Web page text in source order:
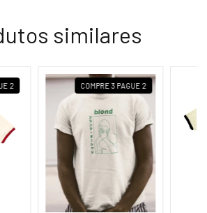
similares
2 COMPRE 3 PAGUE 2